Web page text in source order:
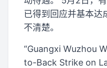
已得到回应并基本达
不清楚。
“Guangxi Wuzhou
to-Back Strike on